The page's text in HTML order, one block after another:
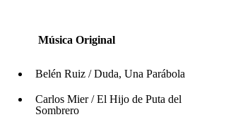
Música Original
Belén Ruiz / Duda, Una Parábola
Carlos Mier / El Hijo de Puta del
Sombrero